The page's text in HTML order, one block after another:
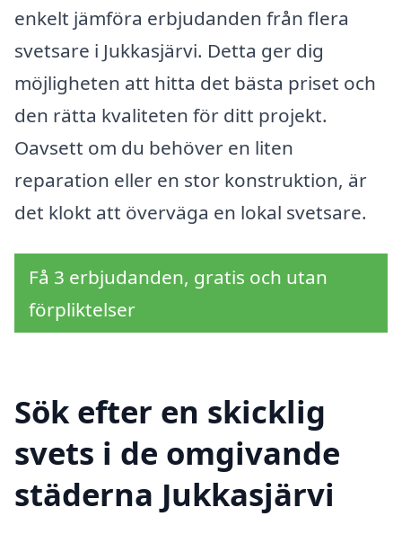
enkelt jämföra erbjudanden från flera
svetsare i Jukkasjärvi. Detta ger dig
möjligheten att hitta det bästa priset och
den rätta kvaliteten för ditt projekt.
Oavsett om du behöver en liten
reparation eller en stor konstruktion, är
det klokt att överväga en lokal svetsare.
Få 3 erbjudanden, gratis och utan
förpliktelser
Sök efter en skicklig
svets i de omgivande
städerna Jukkasjärvi